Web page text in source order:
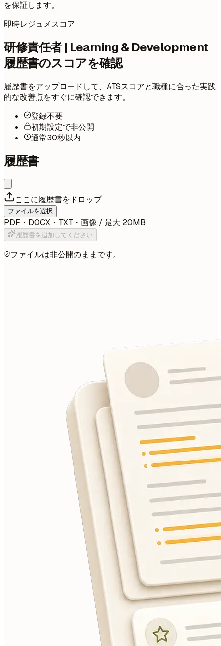
を保証します。
即時レジュメスコア
研修責任者 | Learning & Development
履歴書のスコアを確認
履歴書をアップロードして、ATSスコアと職種に合った実践
的な改善点をすぐに確認できます。
登録不要
初期設定で非公開
通常30秒以内
履歴書
ここに履歴書をドロップ
ファイルを選択
PDF・DOCX・TXT・画像 / 最大 20MB
履歴書を追加してください
ファイルは非公開のままです。